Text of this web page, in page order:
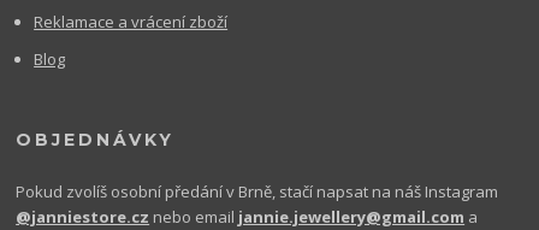
Reklamace a vrácení zboží
Blog
OBJEDNÁVKY
Pokud zvolíš osobní předání v Brně, stačí napsat na náš Instagram
@janniestore.cz nebo email jannie.jewellery@gmail.com a